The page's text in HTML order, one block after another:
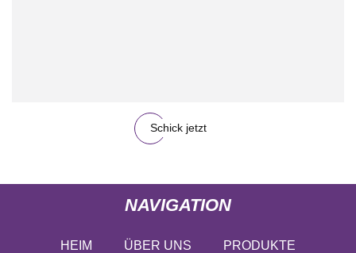
Schick jetzt
NAVIGATION
HEIM ÜBER UNS PRODUKTE